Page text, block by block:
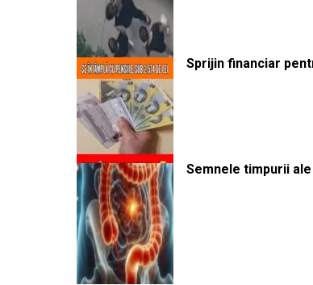
Sprijin financiar
Semnele timpurii